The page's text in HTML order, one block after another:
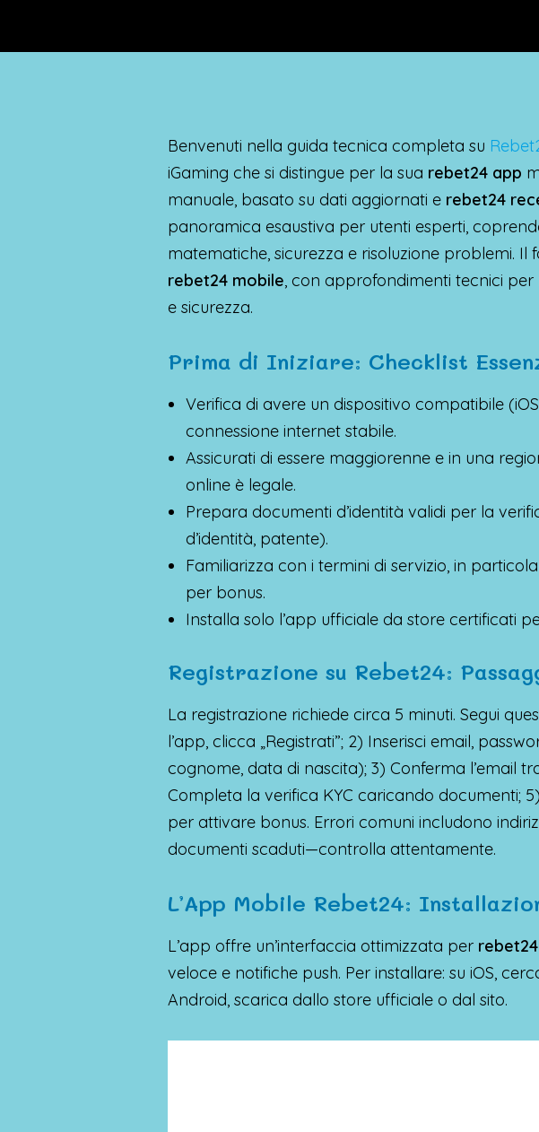
Benvenuti nella guida tecnica completa su
iGaming che si distingue per la sua rebet24 app
manuale, basato su dati aggiornati e rebet24
panoramica esaustiva per utenti esperti,
matematiche, sicurezza e risoluzione problemi. Il
rebet24 mobile, con approfondimenti tecnici
e sicurezza.
Prima di Iniziare: Checklist
Verifica di avere un dispositivo compatibile
connessione internet stabile.
Assicurati di essere maggiorenne e in una
online è legale.
Prepara documenti d’identità validi per la
d’identità, patente).
Familiarizza con i termini di servizio, in
per bonus.
Installa solo l’app ufficiale da store certificati
Registrazione su Rebet24:
La registrazione richiede circa 5 minuti. Segui
l’app, clicca „Registrati”; 2) Inserisci email,
cognome, data di nascita); 3) Conferma l’email
Completa la verifica KYC caricando documenti;
per attivare bonus. Errori comuni includono
documenti scaduti—controlla attentamente.
L’App Mobile Rebet24:
L’app offre un’interfaccia ottimizzata per
veloce e notifiche push. Per installare: su iOS,
Android, scarica dallo store ufficiale o dal sito.